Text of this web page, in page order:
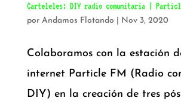
Carteleles: DIY radio comunitaria |
por Andamos Flotando Nov 3, 2020
Colaboramos con la estación
internet Particle FM (Radio
DIY) en la creación de tres